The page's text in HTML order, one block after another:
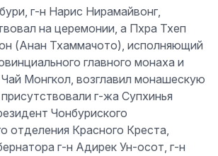
г-н Нарис Нирамайвонг,
на церемонии, а Пхра Тхеп
(Анан Тхаммачото), исполняющий
главного монаха и
Монгкол, возглавил монашескую
г-жа Супхинья
Чонбуриского
отделения Красного Креста,
г-н Адирек Ун-осот, г-н